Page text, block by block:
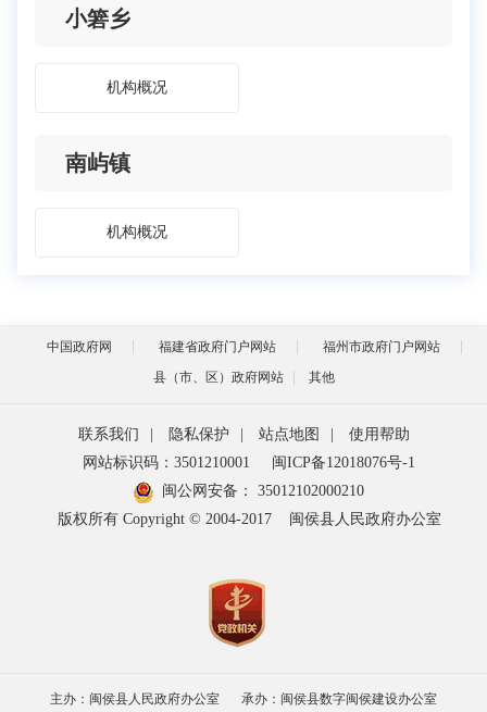
小箬乡
机构概况
南屿镇
机构概况
中国政府网 福建省政府门户网站
福州市政府门户网站
县（市、区）政府网站
其他
联系我们 隐私保护 站点地图
使用帮助
网站标识码：3501210001
闽ICP备12018076号-1
闽公网安备：
35012102000210
版权所有 Copyright © 2004-2017
闽侯县人民政府办公室
主办：闽侯县人民政府办公室 承办：闽侯县数字闽侯建设办公室